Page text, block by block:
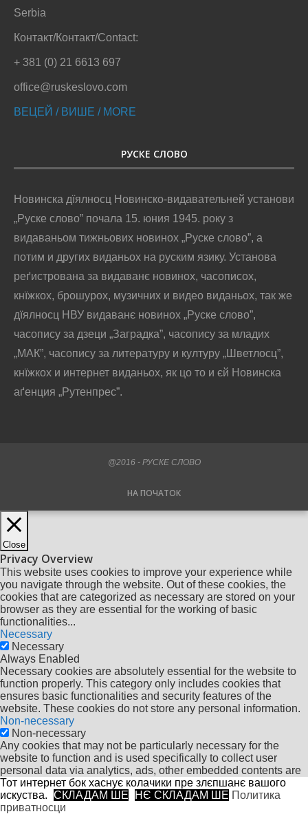
Serbia
Контакт/Контакт/Contact:
+ 381 (0) 21 6613 697
office@ruskeslovo.com
ВЕЦЕЙ / ВИШЕ / MORE
РУСКЕ СЛОВО
Новинска дїялносц Новинско-видавательней установи
„Руске слово” почала 15. юния 1945. року з
видаваньом тижньових новинох „Руске слово”, а
потим и других виданьох на руским язику. Установа
реґистрована за видаванє новинох, часописох,
кнїжкох, брошурох, музичних и видео виданьох, так же
дїялносц НВУ видаванє новинох „Руске слово”,
часопису за дзеци „Заградка”, часопису за младих
„МАК”, часопису за литературу и културу „Шветлосц”,
кнїжкох и интернет виданьох, як цо то и єй Новинска
аґенция „Рутенпрес”.
@2016 - РУСКЕ СЛОВО
НА ПОЧАТОК
Тот интернет бок хаснує колачики пре злєпшанє вашого
искуства. СКЛАДАМ ШЕ НЄ СКЛАДАМ ШЕ Политика
приватносци
Close
Privacy Overview
This website uses cookies to improve your experience while
you navigate through the website. Out of these cookies, the
cookies that are categorized as necessary are stored on your
browser as they are essential for the working of basic
functionalities...
Necessary
Necessary
Always Enabled
Necessary cookies are absolutely essential for the website to
function properly. This category only includes cookies that
ensures basic functionalities and security features of the
website. These cookies do not store any personal information.
Non-necessary
Non-necessary
Any cookies that may not be particularly necessary for the
website to function and is used specifically to collect user
personal data via analytics, ads, other embedded contents are
termed as non-necessary cookies. It is mandatory to procure
user consent prior to running these cookies on your website.
SAVE & ACCEPT